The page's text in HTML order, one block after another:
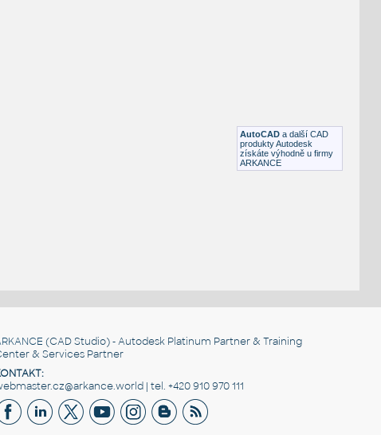
AutoCAD a další CAD
produkty Autodesk
získáte výhodně u firmy
ARKANCE
(CAD Studio) - Autodesk Platinum Partner & Training
& Services Partner
| tel. +420 910 970 111